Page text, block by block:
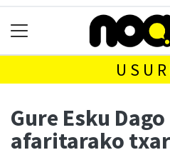
Gure Esku
afaritarako